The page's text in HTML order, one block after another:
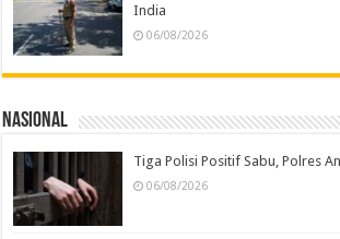
India
06/08/2026
Nasional
Tiga Polisi Positif Sabu, Polres
06/08/2026